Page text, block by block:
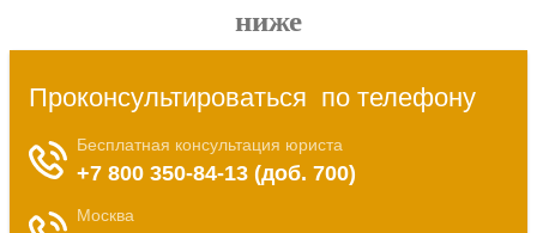
ниже